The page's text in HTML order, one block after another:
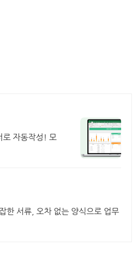
로 자동작성! 모
한 서류, 오차 없는 양식으로 업무